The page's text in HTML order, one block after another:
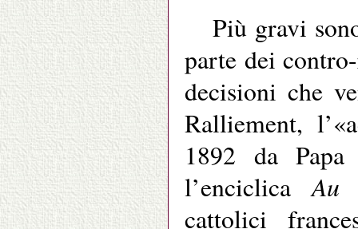
Più gravi
parte dei
decisioni che
Ralliement,
1892 da
l’enciclicaAu
cattolici